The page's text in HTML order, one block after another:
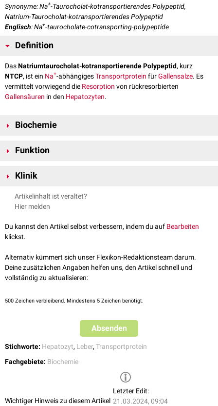
Synonyme: Na+-Taurocholat-kotransportierendes Polypeptid,
Natrium-Taurocholat-kotransportierendes Polypeptid
Englisch: Na+-taurocholate-cotransporting-polypeptide
Definition
DasNatriumtaurocholat-kotransportierende Polypeptid, kurz
NTCP, ist ein Na+-abhängigesTransportprotein fürGallensalze. Es
vermittelt vorwiegend die Resorption von rückresorbierten
Gallensäuren in den Hepatozyten.
Biochemie
Aminosäuren. Es bindet Na
nutzt das Transportsystem den von der
Funktion
sind sie denSinusoiden
transportieren primäre sowie sekundäre Gallensäuren in das
Hepatozyten.
Klinik
Das NTCP wird sowohl vom
verwendet, um in das Zellinnere einzudringen.
Artikelinhalt ist veraltet?
Hier melden
Du kannst den Artikel selbst verbessern, indem du auf Bearbeiten
klickst.
Alternativ kümmert sich unser Flexikon-Redaktionsteam darum.
Deine zusätzlichen Angaben helfen uns, den Artikel schnell und
vollständig zu aktualisieren:
500 Zeichen verbleibend. Mindestens 5 Zeichen benötigt.
Absenden
Stichworte: Hepatozyt, Leber, Transportprotein
Fachgebiete: Biochemie
Wichtiger Hinweis zu diesem Artikel
Letzter Edit:
21.03.2024, 09:04